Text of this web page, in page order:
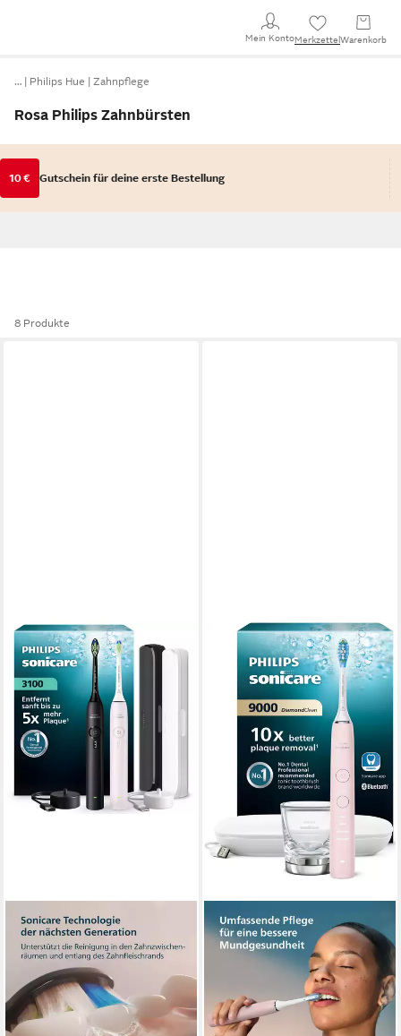
Mein KontoMerkzettel Warenkorb
… Philips Hue Zahnpflege
Rosa Philips Zahnbürsten
10 € Gutschein für deine erste Bestellung
8 Produkte